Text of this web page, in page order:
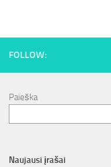
FOLLOW:
Paieška
Naujausi įrašai